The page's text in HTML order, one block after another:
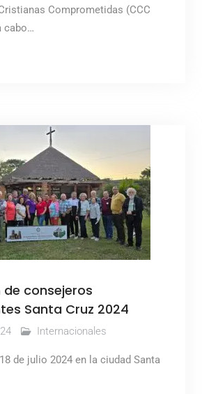
Comprometidas (CCC
cabo…
de consejeros
Santa Cruz 2024
Internacionales
de julio 2024 en la ciudad Santa